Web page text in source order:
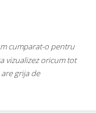
cumparat-o pentru
vizualizez oricum tot
grija de